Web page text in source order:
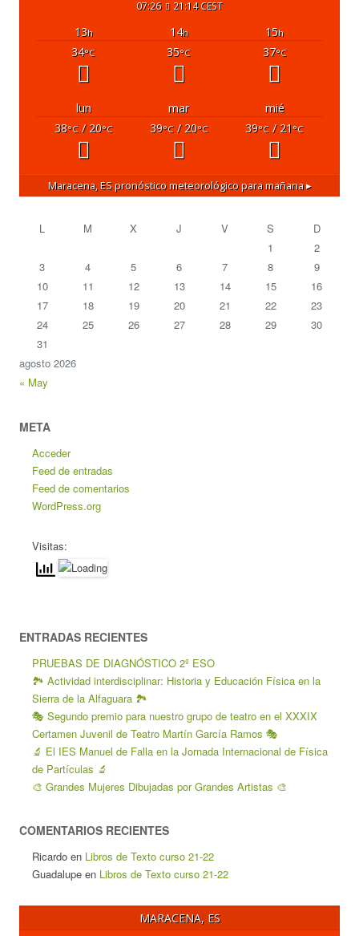
07:26 21:14 CEST
13h 14h 15h
34°C 35°C 37°C
lun mar
mié
38°C/ 20°C 39°C/ 20°C 39°C / 21 °C
Maracena, ESpronóstico meteorológico para mañana ▸
agosto 2026
L M X J V S
D
1
2
3
4 5 6 7 8
9
10
11 12 13 14 15
16
17
18 19 20 21 22
23
24
25 26 27 28 29
30
31
« May
META
Acceder
Feed de entradas
Feed de comentarios
WordPress.org
Visitas:
ENTRADAS RECIENTES
PRUEBAS DE DIAGNÓSTICO 2º ESO
🏞️ Actividad interdisciplinar: Historia y Educación Física en la
Sierra de la Alfaguara 🏞️
🎭 Segundo premio para nuestro grupo de teatro en el XXXIX
Certamen Juvenil de Teatro Martín García Ramos 🎭
🔬 El IES Manuel de Falla en la Jornada Internacional de Física
de Partículas 🔬
🎨 Grandes Mujeres Dibujadas por Grandes Artistas 🎨
COMENTARIOS RECIENTES
Ricardo en Libros de Texto curso 21-22
Guadalupe en Libros de Texto curso 21-22
MARACENA, ES